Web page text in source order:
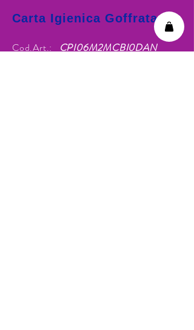
Carta Igienica Goffrata
Cod.Art.:
CPI06M2MCBI0DAN